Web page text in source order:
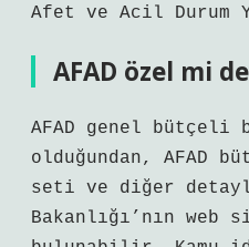
Afet ve Acil Durum
AFAD özel mi
AFAD genel bütçeli
olduğundan, AFAD
seti ve diğer
Bakanlığı’nın web